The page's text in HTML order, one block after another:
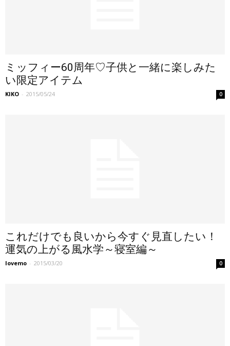
ミッフィー60周年♡子供と一緒に楽しみた
い限定アイテム
KIKO - 2015/05/24 0
これだけでも良いから今すぐ見直したい！
運気の上がる風水学～寝室編～
lovemo - 2015/03/20 0